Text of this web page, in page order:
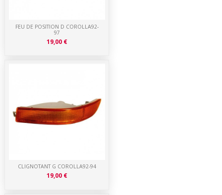
CLIGNOTANT G COROLLA92-94
19,00 €
FEU DE POSITION D COROLLA92-
97
19,00 €